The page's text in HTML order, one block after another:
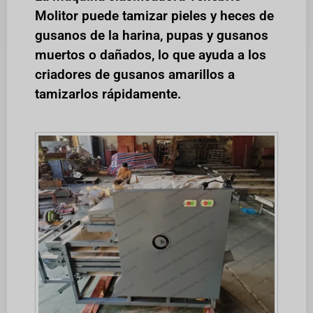
Molitor puede tamizar pieles y heces de
gusanos de la harina, pupas y gusanos
muertos o dañados, lo que ayuda a los
criadores de gusanos amarillos a
tamizarlos rápidamente.